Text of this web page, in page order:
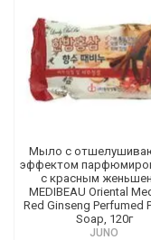
Мыло с
эффектом
с красным
MEDIBEAU Oriental
Red Ginseng Perfumed
Soap, 120г
JUNO